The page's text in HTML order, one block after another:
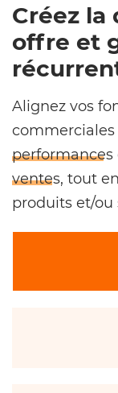
Créez
offre et
Alignez vos
performances
ventes, tout
produits et/ou